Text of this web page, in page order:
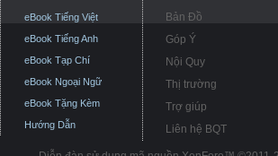
eBook Tiếng Việt
eBook Tiếng Anh
eBook Tạp Chí
eBook Ngoại Ngữ
eBook Tặng Kèm
Hướng Dẫn
Bản Đồ
Góp Ý
Nội Quy
Thị trường
Trợ giúp
Liên hệ BQT